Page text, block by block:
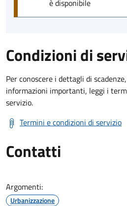
è disponibile
Condizioni di
Per conoscere i dettagli di
informazioni importanti, leggi i
servizio.
Termini e condizioni di servizio
Contatti
Argomenti:
Urbanizzazione